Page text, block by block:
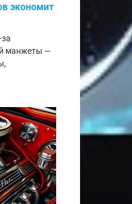
экономит
манжеты —